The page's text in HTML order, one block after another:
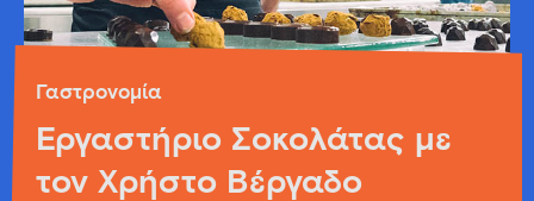
Γαστρονομία
Εργαστήριο Σοκολάτας με
τον Χρήστο Βέργαδο